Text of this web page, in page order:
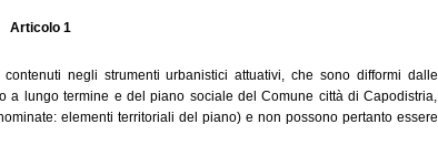
Articolo 1
negli strumenti urbanistici attuativi, che sono difformi dalle
a lungo termine e del piano sociale del Comune città di Capodistria,
elementi territoriali del piano) e non possono pertanto essere